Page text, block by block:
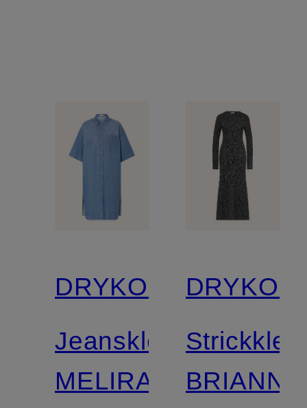
DRYKORN
Jeanskleid
MELIRA
BRIANNA